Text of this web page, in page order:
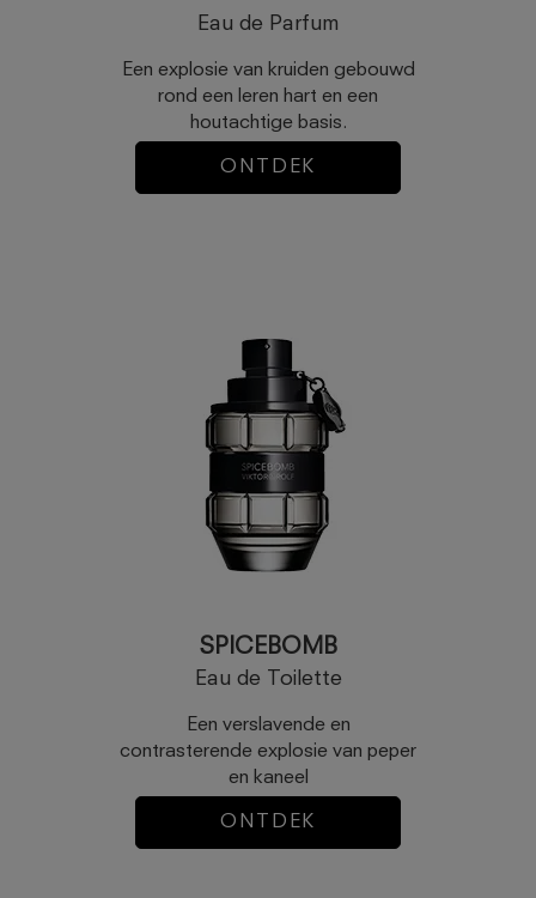
Eau de Parfum
Een explosie van kruiden gebouwd
rond een leren hart en een
houtachtige basis.
ONTDEK
SPICEBOMB
Eau de Toilette
Een verslavende en
contrasterende explosie van peper
en kaneel
ONTDEK